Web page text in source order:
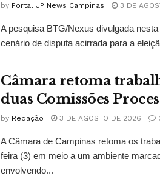
by Portal JP News Campinas 3 DE
A pesquisa BTG/Nexus divulgada
cenário de disputa acirrada para a
Câmara retoma
duas Comissões
by Redação 3 DE AGOSTO DE 2026
A Câmara de Campinas retoma os
feira (3) em meio a um ambiente
envolvendo...